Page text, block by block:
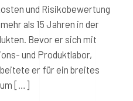
und Risikobewertung
als 15 Jahren in der
Bevor er sich mit
und Produktlabor,
er für ein breites
[…]